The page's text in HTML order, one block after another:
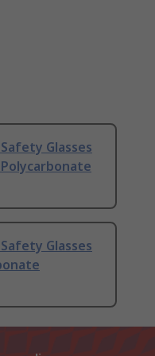
Glasses
Glasses